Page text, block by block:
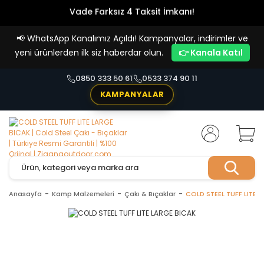
Vade Farksız 4 Taksit İmkanı!
📢 WhatsApp Kanalımız Açıldı! Kampanyalar, indirimler ve
yeni ürünlerden ilk siz haberdar olun.
👉 Kanala Katıl
0850 333 50 61
0533 374 90 11
KAMPANYALAR
Anasayfa Kamp Malzemeleri Çakı & Bıçaklar COLD STEEL TUFF LITE